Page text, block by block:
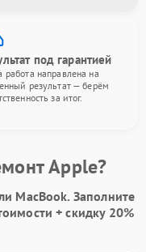
под гарантией
работа направлена на
результат — берём
за итог.
Apple?
MacBook. Заполните
+скидку 20%